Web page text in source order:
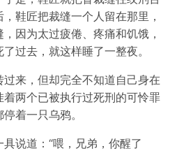
鞋匠把裁缝一个人留在那里，
因为太过疲倦、疼痛和饥饿，
过去，就这样睡了一整夜。
来，但却完全不知道自己身在
两个已被执行过死刑的可怜罪
着一只乌鸦。
说道：“喂，兄弟，你醒了